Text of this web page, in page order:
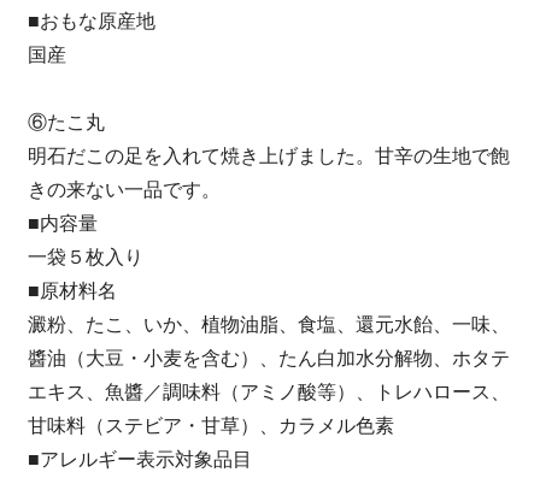
■おもな原産地
国産
⑥たこ丸
明石だこの足を入れて焼き上げました。甘辛の生地で飽
きの来ない一品です。
■内容量
一袋５枚入り
■原材料名
澱粉、たこ、いか、植物油脂、食塩、還元水飴、一味、
醬油（大豆・小麦を含む）、たん白加水分解物、ホタテ
エキス、魚醬／調味料（アミノ酸等）、トレハロース、
甘味料（ステビア・甘草）、カラメル色素
■アレルギー表示対象品目